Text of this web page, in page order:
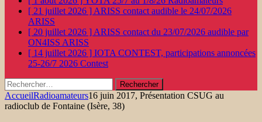
[ 21 juillet 2026 ] ARISS contact audible le 24/07/2026
ARISS
[ 20 juillet 2026 ] ARISS contact du 23/07/2026 audible par
ON4ISS ARISS
[ 14 juillet 2026 ] IOTA CONTEST, participations annoncées
25-26/7 2026 Contest
Rechercher :
AccueilRadioamateurs16 juin 2017, Présentation CSUG au
radioclub de Fontaine (Isère, 38)